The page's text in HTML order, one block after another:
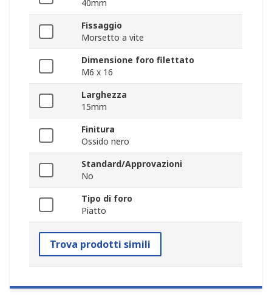
40mm
Fissaggio
Morsetto a vite
Dimensione foro filettato
M6 x 16
Larghezza
15mm
Finitura
Ossido nero
Standard/Approvazioni
No
Tipo di foro
Piatto
Trova prodotti simili